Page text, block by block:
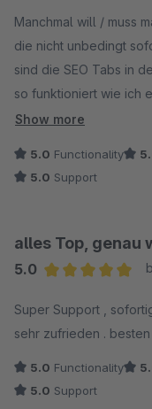
Manchmal will / muss
die nicht unbedingt
sind die SEO Tabs in
so funktioniert wie ich
Denkweise. Support
Vielen Dank dafür
Show more
5.0 Functionality
5.0 Support
alles Top, genau
5.0
Super Support ,
sehr zufrieden . besten
5.0 Functionality
5.0 Support